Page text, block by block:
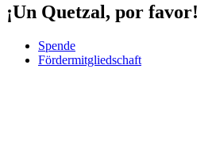
¡Un Quetzal, por favor!
Spende
Fördermitgliedschaft